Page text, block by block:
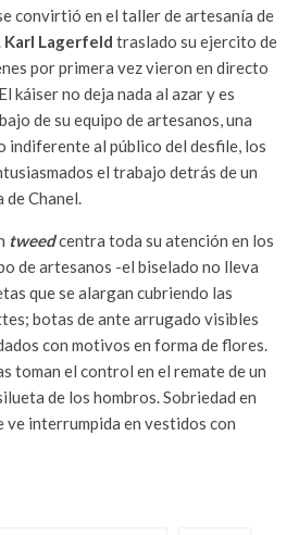
convirtió en el taller de artesanía de
Karl Lagerfeld traslado su ejercito de
por primera vez vieron en directo
káiser no deja nada al azar y es
de su equipo de artesanos, una
indiferente al público del desfile, los
el trabajo detrás de un
Chanel.
tweedcentra toda su atención en los
de artesanos -el biselado no lleva
que se alargan cubriendo las
botas de ante arrugado visibles
con motivos en forma de flores.
toman el control en el remate de un
de los hombros. Sobriedad en
ve interrumpida en vestidos con